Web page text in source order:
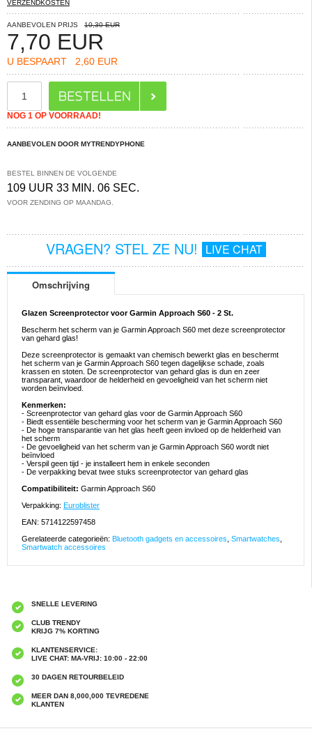
VERZENDKOSTEN
AANBEVOLEN PRIJS 10,30 EUR
7,70 EUR
U BESPAART 2,60 EUR
NOG 1 OP VOORRAAD!
AANBEVOLEN DOOR MYTRENDYPHONE
BESTEL BINNEN DE VOLGENDE
109 UUR 33 MIN. 06 SEC.
VOOR ZENDING OP MAANDAG.
VRAGEN? STEL ZE NU! LIVE CHAT
Omschrijving
Glazen Screenprotector voor Garmin Approach S60 - 2 St.
Bescherm het scherm van je Garmin Approach S60 met deze screenprotector
van gehard glas!
Deze screenprotector is gemaakt van chemisch bewerkt glas en beschermt
het scherm van je Garmin Approach S60 tegen dagelijkse schade, zoals
krassen en stoten. De screenprotector van gehard glas is dun en zeer
transparant, waardoor de helderheid en gevoeligheid van het scherm niet
worden beïnvloed.
Kenmerken:
- Screenprotector van gehard glas voor de Garmin Approach S60
- Biedt essentiële bescherming voor het scherm van je Garmin Approach S60
- De hoge transparantie van het glas heeft geen invloed op de helderheid van
het scherm
- De gevoeligheid van het scherm van je Garmin Approach S60 wordt niet
beïnvloed
- Verspil geen tijd - je installeert hem in enkele seconden
- De verpakking bevat twee stuks screenprotector van gehard glas
Compatibiliteit: Garmin Approach S60
Verpakking: Euroblister
EAN: 5714122597458
Gerelateerde categorieën: Bluetooth gadgets en accessoires Smartwatches
Smartwatch accessoires
SNELLE LEVERING
CLUB TRENDY
KRIJG 7% KORTING
KLANTENSERVICE:
LIVE CHAT: MA-VRIJ: 10:00 - 22:00
30 DAGEN RETOURBELEID
MEER DAN 8,000,000 TEVREDENE
KLANTEN